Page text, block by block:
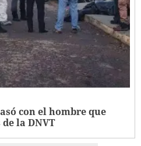
con el hombre que
la DNVT